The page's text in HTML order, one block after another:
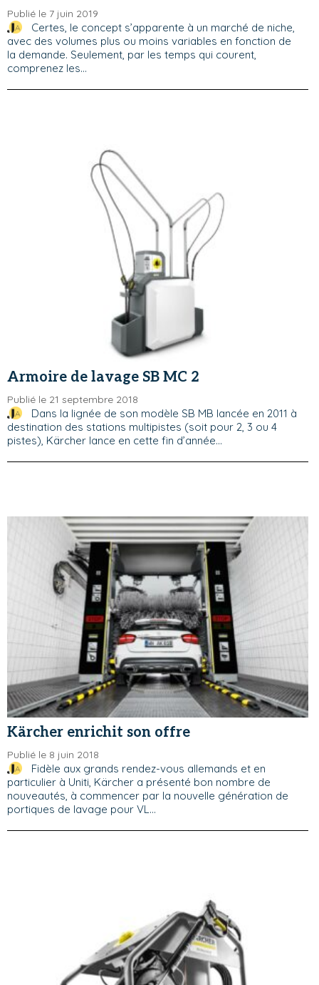
Publié le 7 juin 2019
Certes, le concept s’apparente à un marché de niche,
avec des volumes plus ou moins variables en fonction de
la demande. Seulement, par les temps qui courent,
comprenez les...
Armoire de lavage SB MC 2
Publié le 21 septembre 2018
Dans la lignée de son modèle SB MB lancée en 2011 à
destination des stations multipistes (soit pour 2, 3 ou 4
pistes), Kärcher lance en cette fin d’année...
Kärcher enrichit son offre
Publié le 8 juin 2018
Fidèle aux grands rendez-vous allemands et en
particulier à Uniti, Kärcher a présenté bon nombre de
nouveautés, à commencer par la nouvelle génération de
portiques de lavage pour VL...